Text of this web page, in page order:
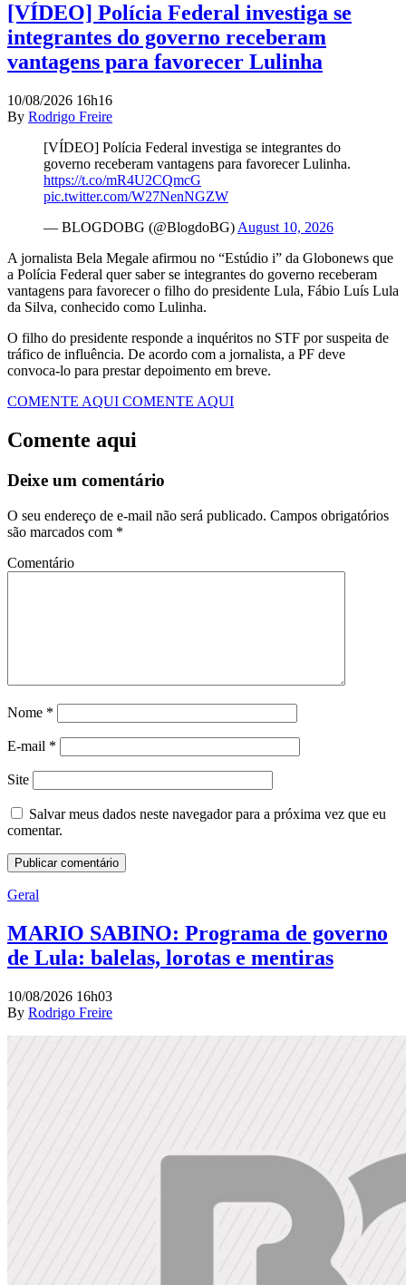
[VÍDEO] Polícia Federal investiga se
integrantes do governo receberam
vantagens para favorecer Lulinha
10/08/2026 16h16
By Rodrigo Freire
[VÍDEO] Polícia Federal investiga se integrantes do
governo receberam vantagens para favorecer Lulinha.
https://t.co/mR4U2CQmcG
pic.twitter.com/W27NenNGZW
— BLOGDOBG (@BlogdoBG) August 10, 2026
A jornalista Bela Megale afirmou no “Estúdio i” da Globonews que
a Polícia Federal quer saber se integrantes do governo receberam
vantagens para favorecer o filho do presidente Lula, Fábio Luís Lula
da Silva, conhecido como Lulinha.
O filho do presidente responde a inquéritos no STF por suspeita de
tráfico de influência. De acordo com a jornalista, a PF deve
convoca-lo para prestar depoimento em breve.
COMENTE AQUI COMENTE AQUI
Comente aqui
Deixe um comentário
O seu endereço de e-mail não será publicado. Campos obrigatórios
são marcados com *
Comentário
Nome *
E-mail *
Site
Salvar meus dados neste navegador para a próxima vez que eu
comentar.
Geral
MARIO SABINO: Programa de governo
de Lula: balelas, lorotas e mentiras
10/08/2026 16h03
By Rodrigo Freire